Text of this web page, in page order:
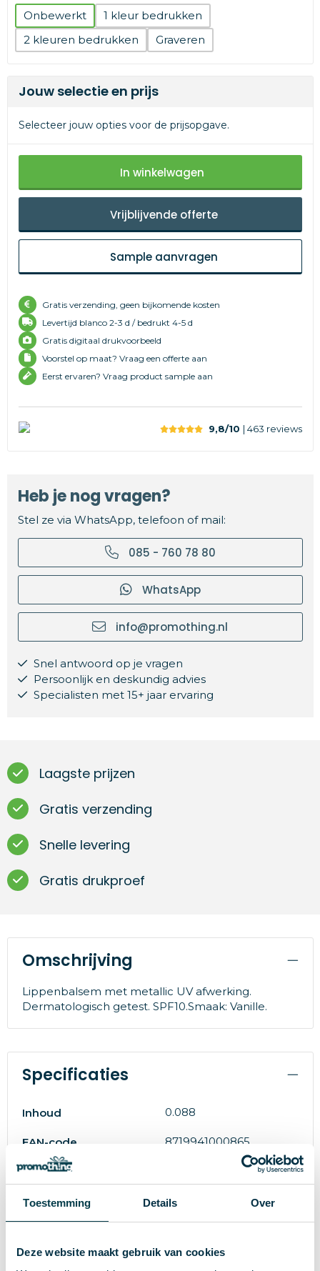
Toestemming Details Over
Deze website maakt gebruik van cookies
Onbewerkt
1
2
Graveren
Jouw selectie en prijs
Selecteer jouw opties voor de prijsopgave.
In winkelwagen
Vrijblijvende offerte
Sample aanvragen
Gratis verzending, geen bijkomende kosten
Levertijd blanco 2-3 d / bedrukt 4-5 d
Gratis digitaal drukvoorbeeld
Voorstel op maat? Vraag een offerte aan
Eerst ervaren? Vraag product sample aan
9,8/10 | 463 reviews
Heb je nog vragen?
Stel ze via WhatsApp, telefoon of mail:
085 - 760 78 80
WhatsApp
info@promothing.nl
Snel antwoord op je vragen
Persoonlijk en deskundig advies
Specialisten met 15+ jaar ervaring
Laagste prijzen
Gratis verzending
Snelle levering
Gratis drukproef
Omschrijving
Lippenbalsem met metallic UV afwerking.
Dermatologisch getest. SPF10.Smaak: Vanille.
Specificaties
Inhoud 0.088
EAN-code 8719941000865
Gewicht
Merk midocean
Materiaal Andere